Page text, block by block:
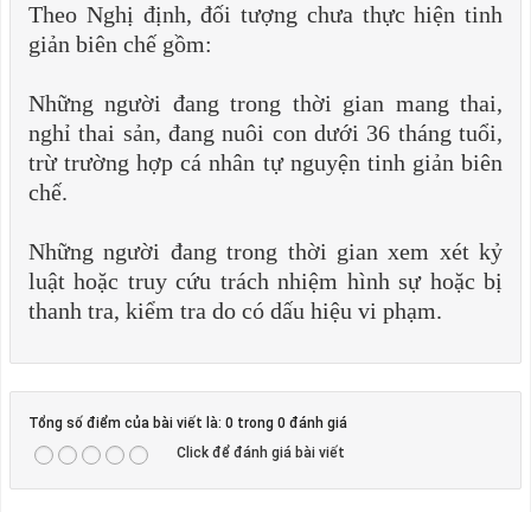
Theo Nghị định, đối tượng chưa thực hiện tinh
giản biên chế gồm:
Những người đang trong thời gian mang thai,
nghỉ thai sản, đang nuôi con dưới 36 tháng tuổi,
trừ trường hợp cá nhân tự nguyện tinh giản biên
chế.
Những người đang trong thời gian xem xét kỷ
luật hoặc truy cứu trách nhiệm hình sự hoặc bị
thanh tra, kiểm tra do có dấu hiệu vi phạm.
Tổng số điểm của bài viết là: 0 trong 0 đánh giá
Click để đánh giá bài viết